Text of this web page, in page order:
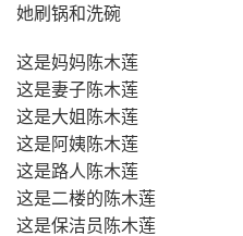
她刷锅和洗碗
这是妈妈陈木莲
这是妻子陈木莲
这是大姐陈木莲
这是阿姨陈木莲
这是路人陈木莲
这是二楼的陈木莲
这是保洁员陈木莲